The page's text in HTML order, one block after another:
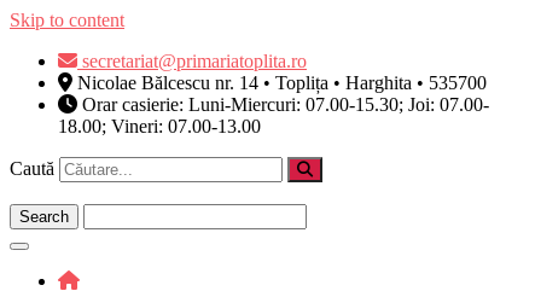
Skip to content
secretariat@primariatoplita.ro
Nicolae Bălcescu nr. 14 • Toplița • Harghita • 535700
Orar casierie: Luni-Miercuri: 07.00-15.30; Joi: 07.00-
18.00; Vineri: 07.00-13.00
Caută